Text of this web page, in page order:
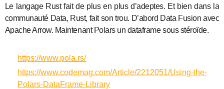
Le langage Rust fait de plus en plus d’adeptes. Et bien dans la
communauté Data, Rust, fait son trou. D’abord Data Fusion avec
Apache Arrow. Maintenant Polars un dataframe sous stéroïde.
https://www.pola.rs/
https://www.codemag.com/Article/2212051/Using-the-
Polars-DataFrame-Library